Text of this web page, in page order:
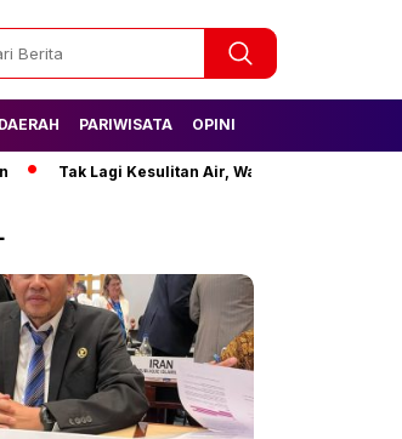
DAERAH PARIWISATA OPINI
Tak Lagi Kesulitan Air, Warga Semanan Kini